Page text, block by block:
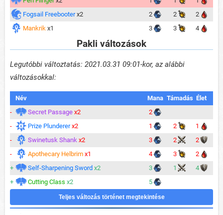
Fogsail Freebooter x2 2 2
2
Mankrik x1 3 3 4
Pakli változások
Legutóbbi változtatás: 2021.03.31 09:01-kor, az alábbi
változásokkal:
Név Mana Támadás Élet
-
Secret Passage x2
2
-
Prize Plunderer x2 1 2
1
-
Swinetusk Shank x2 3 2
2
-
Apothecary Helbrim x1 4 3
2
+
Self-Sharpening Sword x2 3 1
4
+
Cutting Class x2 5
Teljes változás történet megtekintése